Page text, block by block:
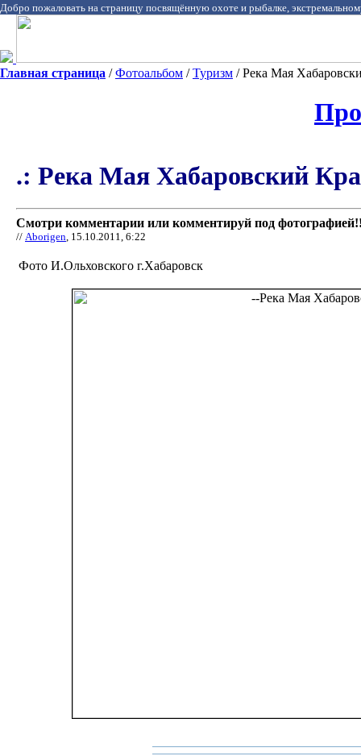
Добро пожаловать на страницу посвящённую охоте и рыбалке,
Главная страница /Фотоальбом /Туризм / Река Мая
.: Река Мая Хабаровский
Смотри комментарии или комментируй под
// Aborigen, 15.10.2011, 6:22
Фото И.Ольховского г.Хабаровск